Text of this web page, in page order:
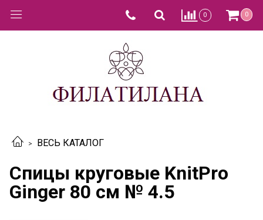
0 0
ВЕСЬ КАТАЛОГ
Спицы круговые KnitPro
Ginger 80 см № 4.5